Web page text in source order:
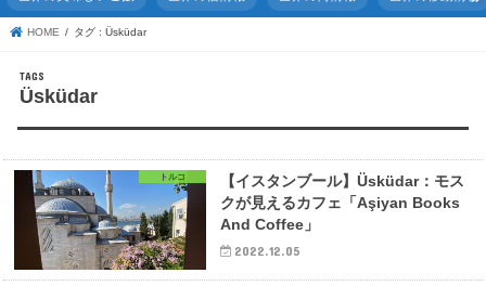
HOME タグ : Üsküdar
Üsküdar
トルコ
【イスタンブール】Üsküdar：モス
クが見えるカフェ「Aşiyan Books
And Coffee」
2022.12.05